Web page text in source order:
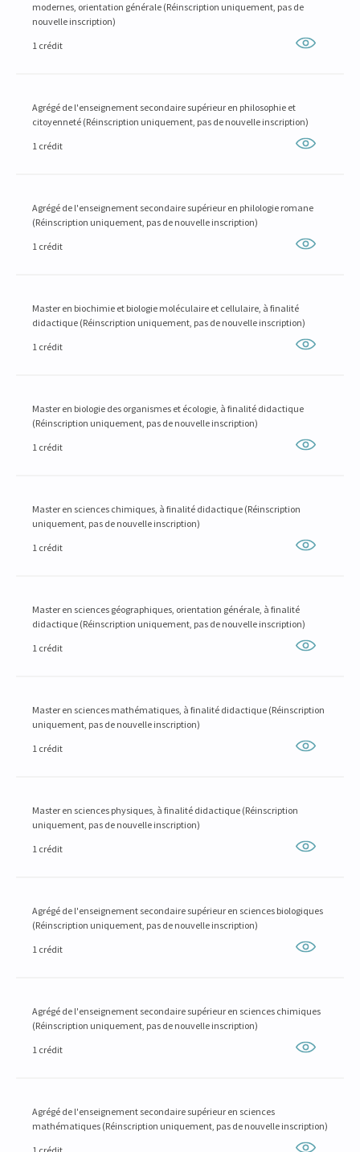
modernes, orientation générale (Réinscription uniquement, pas de
nouvelle inscription)
1 crédit
Agrégé de l'enseignement secondaire supérieur en philosophie et
citoyenneté (Réinscription uniquement, pas de nouvelle inscription)
1 crédit
Agrégé de l'enseignement secondaire supérieur en philologie romane
(Réinscription uniquement, pas de nouvelle inscription)
1 crédit
Master en biochimie et biologie moléculaire et cellulaire, à finalité
didactique (Réinscription uniquement, pas de nouvelle inscription)
1 crédit
Master en biologie des organismes et écologie, à finalité didactique
(Réinscription uniquement, pas de nouvelle inscription)
1 crédit
Master en sciences chimiques, à finalité didactique (Réinscription
uniquement, pas de nouvelle inscription)
1 crédit
Master en sciences géographiques, orientation générale, à finalité
didactique (Réinscription uniquement, pas de nouvelle inscription)
1 crédit
Master en sciences mathématiques, à finalité didactique (Réinscription
uniquement, pas de nouvelle inscription)
1 crédit
Master en sciences physiques, à finalité didactique (Réinscription
uniquement, pas de nouvelle inscription)
1 crédit
Agrégé de l'enseignement secondaire supérieur en sciences biologiques
(Réinscription uniquement, pas de nouvelle inscription)
1 crédit
Agrégé de l'enseignement secondaire supérieur en sciences chimiques
(Réinscription uniquement, pas de nouvelle inscription)
1 crédit
Agrégé de l'enseignement secondaire supérieur en sciences
mathématiques (Réinscription uniquement, pas de nouvelle inscription)